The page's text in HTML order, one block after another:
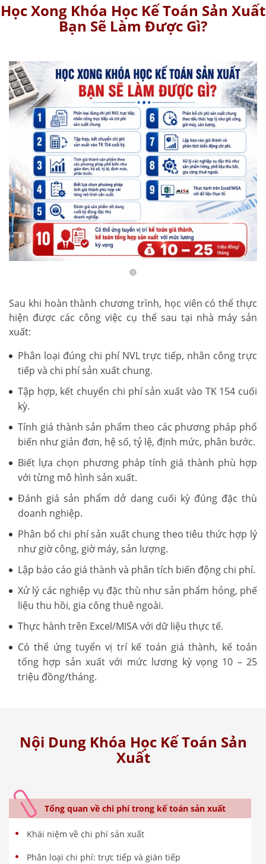
Học Xong Khóa Học Kế Toán Sản Xuất
Bạn Sẽ Làm Được Gì?
Sau khi hoàn thành chương trình, học viên có thể thực
hiện được các công việc cụ thể sau tại nhà máy sản
xuất:
Phân loại đúng chi phí NVL trực tiếp, nhân công trực
tiếp và chi phí sản xuất chung.
Tập hợp, kết chuyển chi phí sản xuất vào TK 154 cuối
kỳ.
Tính giá thành sản phẩm theo các phương pháp phổ
biến như giản đơn, hệ số, tỷ lệ, định mức, phân bước.
Biết lựa chọn phương pháp tính giá thành phù hợp
với từng mô hình sản xuất.
Đánh giá sản phẩm dở dang cuối kỳ đúng đặc thù
doanh nghiệp.
Phân bổ chi phí sản xuất chung theo tiêu thức hợp lý
như giờ công, giờ máy, sản lượng.
Lập báo cáo giá thành và phân tích biến động chi phí.
Xử lý các nghiệp vụ đặc thù như sản phẩm hỏng, phế
liệu thu hồi, gia công thuê ngoài.
Thực hành trên Excel/MISA với dữ liệu thực tế.
Có thể ứng tuyển vị trí kế toán giá thành, kế toán
tổng hợp sản xuất với mức lương kỳ vọng 10 – 25
triệu đồng/tháng.
Nội Dung Khóa Học Kế Toán Sản
Xuất
Tổng quan về chi phí trong kế toán sản xuất
Khái niệm về chi phí sản xuất
Phân loại chi phí: trực tiếp và gián tiếp